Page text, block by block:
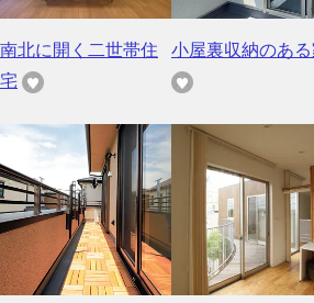
南北に開く二世帯住
宅
小屋裏収納のある